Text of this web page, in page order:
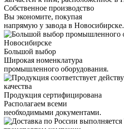
Собственное производство
Вы экономите, покупая
напрямую у завода в Новосибирске.
Большой выбор
Широкая номенклатура
промышленного оборудования.
Продукция сертифицирована
Располагаем всеми
необходимыми документами.